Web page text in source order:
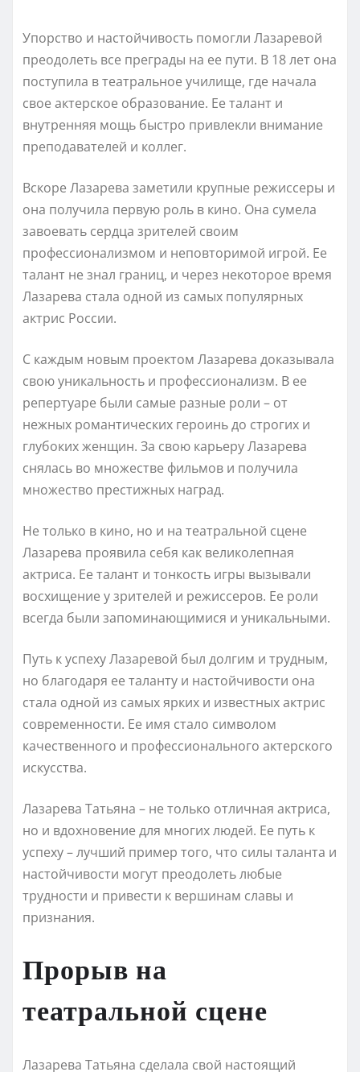
Упорство и настойчивость помогли Лазаревой
преодолеть все преграды на ее пути. В 18 лет она
поступила в театральное училище, где начала
свое актерское образование. Ее талант и
внутренняя мощь быстро привлекли внимание
преподавателей и коллег.
Вскоре Лазарева заметили крупные режиссеры и
она получила первую роль в кино. Она сумела
завоевать сердца зрителей своим
профессионализмом и неповторимой игрой. Ее
талант не знал границ, и через некоторое время
Лазарева стала одной из самых популярных
актрис России.
С каждым новым проектом Лазарева доказывала
свою уникальность и профессионализм. В ее
репертуаре были самые разные роли – от
нежных романтических героинь до строгих и
глубоких женщин. За свою карьеру Лазарева
снялась во множестве фильмов и получила
множество престижных наград.
Не только в кино, но и на театральной сцене
Лазарева проявила себя как великолепная
актриса. Ее талант и тонкость игры вызывали
восхищение у зрителей и режиссеров. Ее роли
всегда были запоминающимися и уникальными.
Путь к успеху Лазаревой был долгим и трудным,
но благодаря ее таланту и настойчивости она
стала одной из самых ярких и известных актрис
современности. Ее имя стало символом
качественного и профессионального актерского
искусства.
Лазарева Татьяна – не только отличная актриса,
но и вдохновение для многих людей. Ее путь к
успеху – лучший пример того, что силы таланта и
настойчивости могут преодолеть любые
трудности и привести к вершинам славы и
признания.
Прорыв на
театральной сцене
Лазарева Татьяна сделала свой настоящий